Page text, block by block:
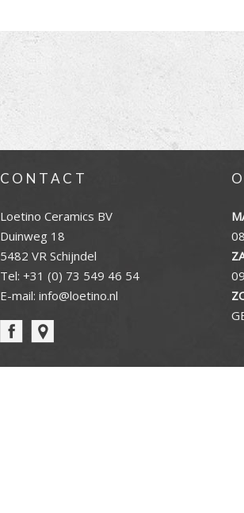
CONTACT
Loetino Ceramics BV
Duinweg 18
5482 VR Schijndel
Tel: +31 (0) 73 549 46 54
E-mail: info@loetino.nl